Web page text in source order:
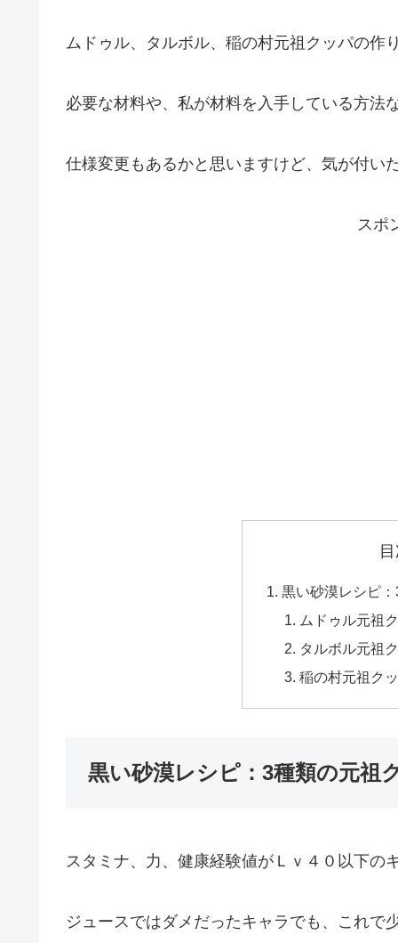
ムドゥル、タルボル、稲の村元祖クッパの作
必要な材料や、私が材料を入手している方法
仕様変更もあるかと思いますけど、気が付い
スポ
黒い砂漠レシピ
ムドゥル元祖
タルボル元祖
稲の村元祖ク
黒い砂漠レシピ：3種類の元祖
スタミナ、力、健康経験値がＬｖ４０以下の
ジュースではダメだったキャラでも、これで